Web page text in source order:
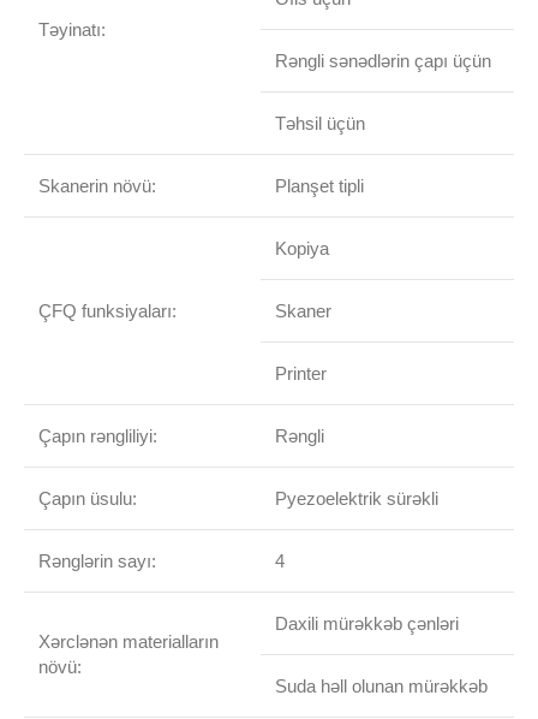
Təyinatı:
Rəngli sənədlərin çapı üçün
Təhsil üçün
Skanerin növü: Planşet tipli
ÇFQ funksiyaları:
Kopiya
Skaner
Printer
Çapın rəngliliyi: Rəngli
Çapın üsulu: Pyezoelektrik sürəkli
Rənglərin sayı: 4
Xərclənən materialların
növü:
Daxili mürəkkəb çənləri
Suda həll olunan mürəkkəb